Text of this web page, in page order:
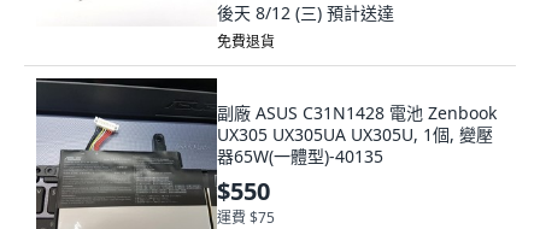
後天 8/12 (三) 預計送達
免費退貨
副廠 ASUS C31N1428 電池 Zenbook
UX305 UX305UA UX305U, 1個, 變壓
器65W(一體型)-40135
$550
運費 $75